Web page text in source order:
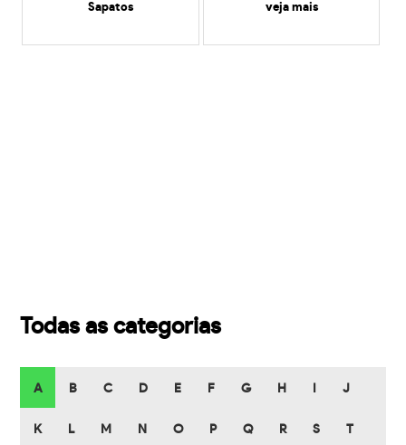
Sapatos veja mais
Todas as categorias
A B C D E F G H J
K L M N O P Q R S T